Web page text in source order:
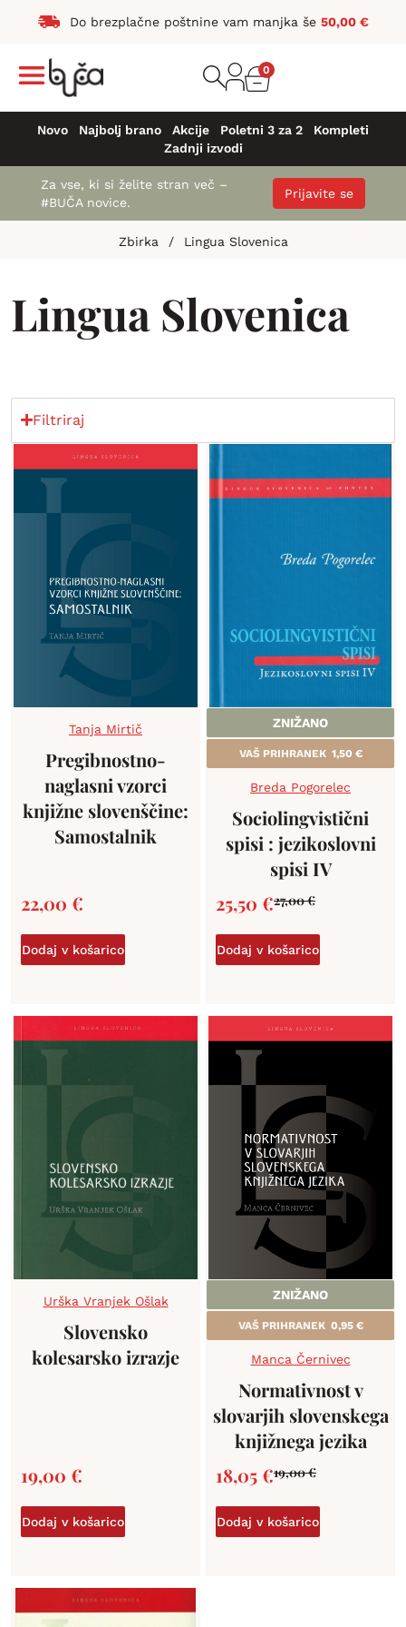
Do brezplačne poštnine vam manjka še 50,00 €
0
Novo Najbolj brano Akcije Poletni 3 za 2
Kompleti
Zadnji izvodi
Za vse, ki si želite stran več –
#BUČA novice.
Prijavite se
Zbirka / Lingua Slovenica
Lingua Slovenica
Filtriraj
Tanja Mirtič
Pregibnostno-
naglasni vzorci
knjižne slovenščine:
Samostalnik
22,00 €
Dodaj v košarico
ZNIŽANO
VAŠ PRIHRANEK 1,50 €
Breda Pogorelec
Sociolingvistični
spisi : jezikoslovni
spisi IV
27,00€
25,50 €
Dodaj v košarico
Urška Vranjek Ošlak
Slovensko
kolesarsko izrazje
19,00 €
Dodaj v košarico
ZNIŽANO
VAŠ PRIHRANEK 0,95 €
Manca Černivec
Normativnost v
slovarjih slovenskega
knjižnega jezika
19,00€
18,05€
Dodaj v košarico